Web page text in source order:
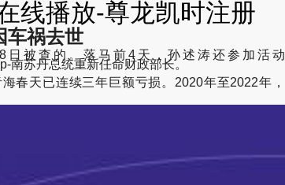
线播放-尊龙凯时注册
车祸去世
查的。落马前4天，孙述涛还参加活动
南苏丹总统重新任命财政部长。
天已连续三年巨额亏损。2020年至2022年